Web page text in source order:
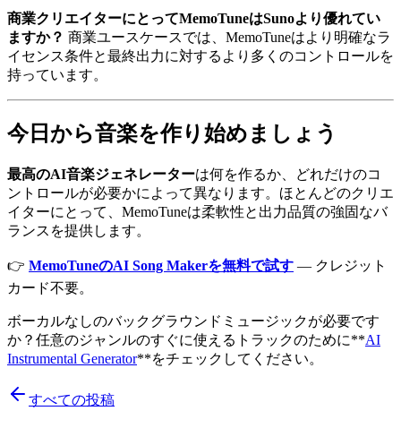
商業クリエイターにとってMemoTuneはSunoより優れてい
ますか？ 商業ユースケースでは、MemoTuneはより明確なラ
イセンス条件と最終出力に対するより多くのコントロールを
持っています。
今日から音楽を作り始めましょう
最高のAI音楽ジェネレーターは何を作るか、どれだけのコ
ントロールが必要かによって異なります。ほとんどのクリエ
イターにとって、MemoTuneは柔軟性と出力品質の強固なバ
ランスを提供します。
👉 MemoTuneのAI Song Makerを無料で試す — クレジット
カード不要。
ボーカルなしのバックグラウンドミュージックが必要です
か？任意のジャンルのすぐに使えるトラックのために**AI
Instrumental Generator**をチェックしてください。
すべての投稿